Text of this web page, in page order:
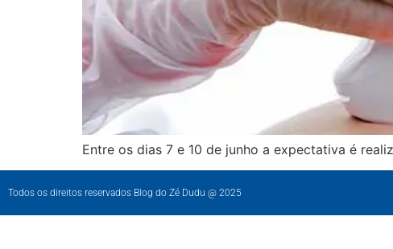
Entre os dias 7 e 10 de junho a expectativa é
Todos os direitos reservados Blog do Zé Dudu @ 2025